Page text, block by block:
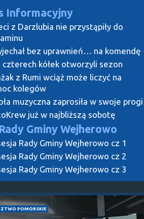
Informacyjny
z Darzlubia nie przystąpiły do
bez uprawnień… na komendę
czterech kółek otworzyli sezon
z Rumi wciąż może liczyć na
kolegów
muzyczna zaprosiła w swoje progi
już w najbliższą sobotę
Gminy Wejherowo
Rady Gminy Wejherowo cz 1
Rady Gminy Wejherowo cz 2
Rady Gminy Wejherowo cz 3
POMORSKIE